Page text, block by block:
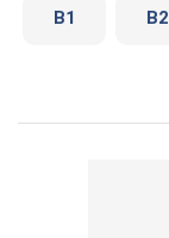
В1 В2